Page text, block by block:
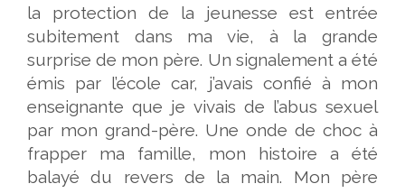
la protection de la jeunesse est entrée
subitement dans ma vie, à la grande
surprise de mon père. Un signalement a été
émis par l’école car, j’avais confié à mon
enseignante que je vivais de l’abus sexuel
par mon grand-père. Une onde de choc à
frapper ma famille, mon histoire a été
balayé du revers de la main. Mon père